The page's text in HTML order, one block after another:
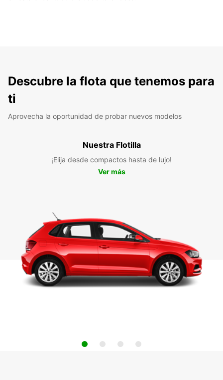
Descubre la flota que tenemos para
ti
Aprovecha la oportunidad de probar nuevos modelos
Nuestra Flotilla
¡Elija desde compactos hasta de lujo!
Ver más